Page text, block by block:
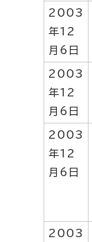
2003
年12
月6日
2003
年12
月6日
2003
年12
月6日
2003